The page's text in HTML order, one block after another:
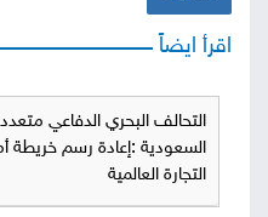
اقرأ ايضاً
التحالف البحري الدفاعي
السعودية :إعادة رسم خريطة
التجارة العالمية